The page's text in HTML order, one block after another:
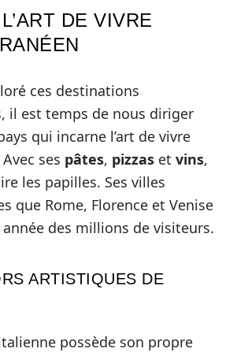
DE VIVRE
ces destinations
il est temps de nous diriger
qui incarne l’art de vivre
ses pâtes, pizzas et vins,
les papilles. Ses villes
que Rome, Florence et Venise
des millions de visiteurs.
ARTISTIQUES DE
possède son propre